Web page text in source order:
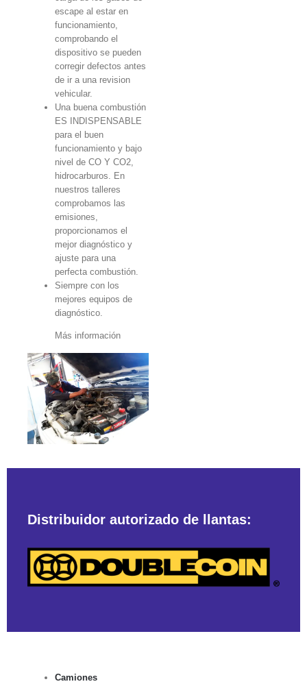
escape al estar en
funcionamiento,
comprobando el
dispositivo se pueden
corregir defectos antes
de ir a una revision
vehicular.
Una buena combustión
ES INDISPENSABLE
para el buen
funcionamiento y bajo
nivel de CO Y CO2,
hidrocarburos. En
nuestros talleres
comprobamos las
emisiones,
proporcionamos el
mejor diagnóstico y
ajuste para una
perfecta combustión.
Siempre con los
mejores equipos de
diagnóstico.
Más información
Distribuidor autorizado de llantas:
Camiones